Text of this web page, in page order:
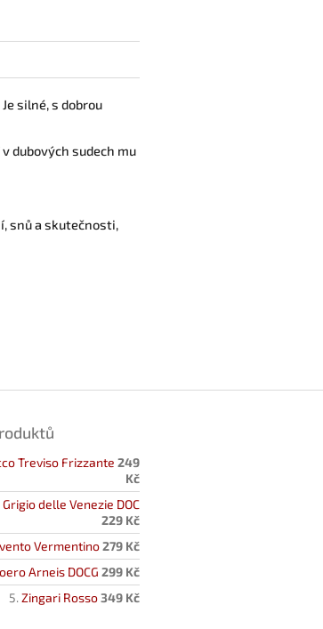
silné, s dobrou
dubových sudech mu
snů a skutečnosti,
Treviso Frizzante 249
Kč
Grigio delle Venezie DOC
229 Kč
Vermentino279 Kč
Arneis DOCG 299 Kč
Zingari Rosso349 Kč